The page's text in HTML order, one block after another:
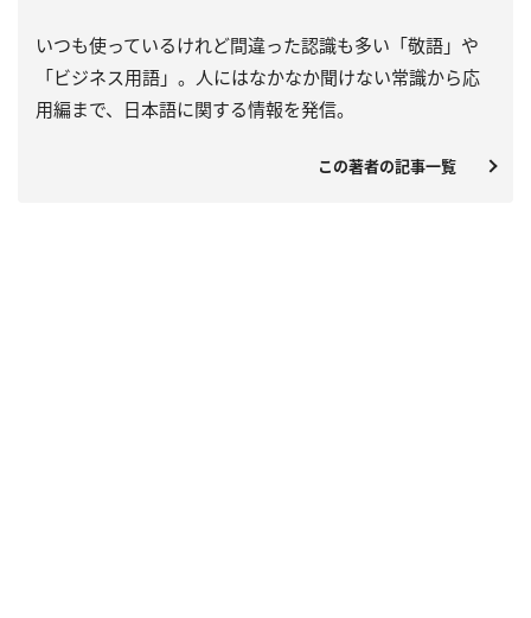
いつも使っているけれど間違った認識も多い「敬語」や
「ビジネス用語」。人にはなかなか聞けない常識から応
用編まで、日本語に関する情報を発信。
この著者の記事一覧